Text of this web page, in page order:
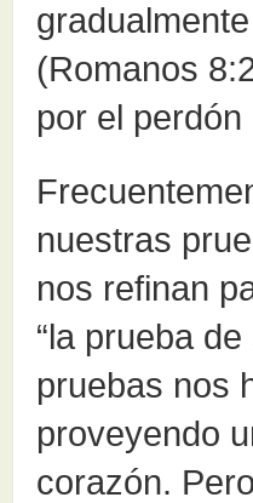
(Romanos
por el
nuestras
nos refinan
“la prueba
pruebas nos
proveyendo
corazón.